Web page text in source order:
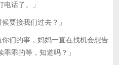
话了。」
要接我们过去？」
们的事，妈妈一直在找机会想告
乖的等，知道吗？」